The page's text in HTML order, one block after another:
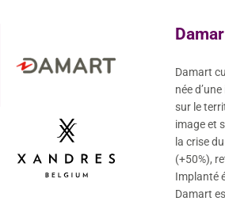
Damart
née
sur le
image et
la crise
(+50%),
Implanté
Damart